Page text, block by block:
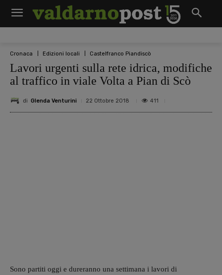
Cronaca Edizioni locali Castelfranco Piandiscò
Lavori urgenti sulla rete idrica, modifiche
al traffico in viale Volta a Pian di Scò
di Glenda Venturini 22 Ottobre 2018 411
Sono partiti oggi e dureranno una settimana i lavori di